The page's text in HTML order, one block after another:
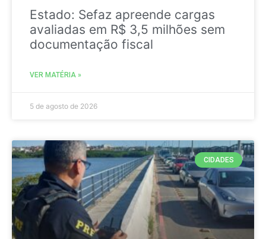
Estado: Sefaz apreende cargas
avaliadas em R$ 3,5 milhões sem
documentação fiscal
VER MATÉRIA »
5 de agosto de 2026
CIDADES